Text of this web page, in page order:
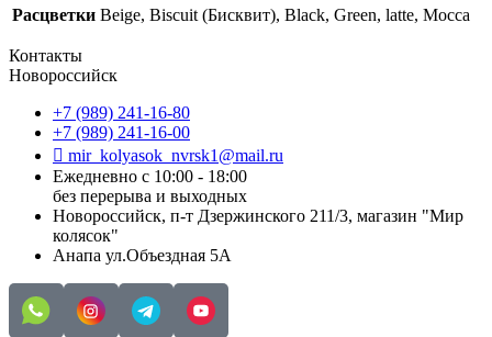
Расцветки Beige, Biscuit (Бисквит), Black, Green, latte, Mocca
Контакты
Новороссийск
+7 (989) 241-16-80
+7 (989) 241-16-00
mir_kolyasok_nvrsk1@mail.ru
Ежедневно с 10:00 - 18:00
без перерыва и выходных
Новороссийск, п-т Дзержинского 211/3, магазин "Мир
колясок"
Анапа ул.Объездная 5А